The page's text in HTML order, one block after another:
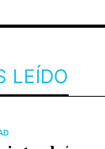
LEÍDO